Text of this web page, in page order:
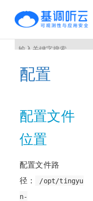
配置
配置文件
位置
配置文件路
径：
/opt/tingyu
n-